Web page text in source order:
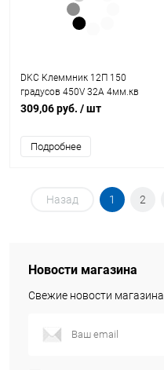
DKC Клеммник 12П 150
градусов 450V 32A 4мм.кв
фибергласс (43312FV)
309,06 руб. / шт
Подробнее
Назад 1 2
Новости магазина
Свежие новости магазина